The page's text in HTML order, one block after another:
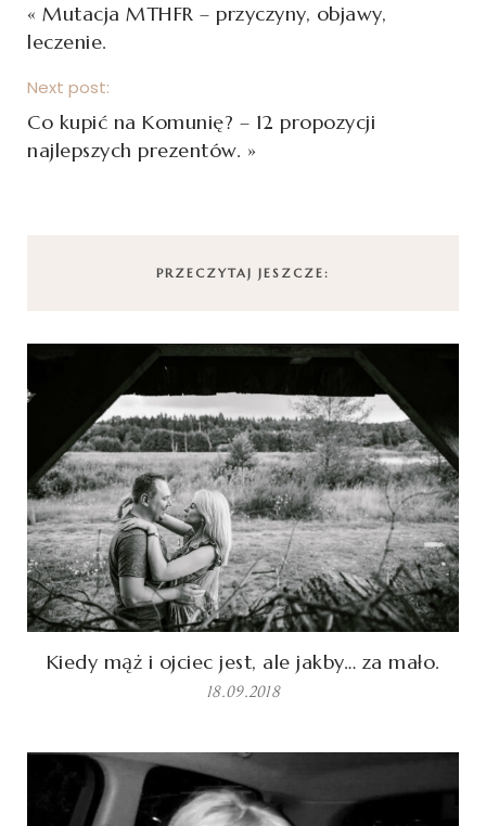
« Mutacja MTHFR – przyczyny, objawy,
leczenie.
Next post:
Co kupić na Komunię? – 12 propozycji
najlepszych prezentów. »
PRZECZYTAJ JESZCZE:
Kiedy mąż i ojciec jest, ale jakby… za mało.
18.09.2018